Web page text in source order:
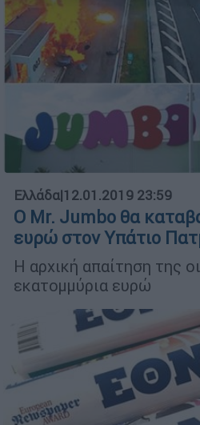
Ελλάδα|12.01.2019 23:59
Ο Mr. Jumbo θα
ευρώ στον Υπάτιο
Η αρχική απαίτηση της
εκατομμύρια ευρώ